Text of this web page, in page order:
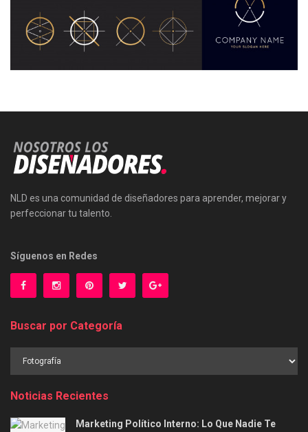
NLD es una comunidad de diseñadores para aprender, mejorar y
perfeccionar tu talento.
Síguenos en Redes
Buscar por Categoría
Noticias Recientes
Marketing Político Interno: Lo Que Nadie Te